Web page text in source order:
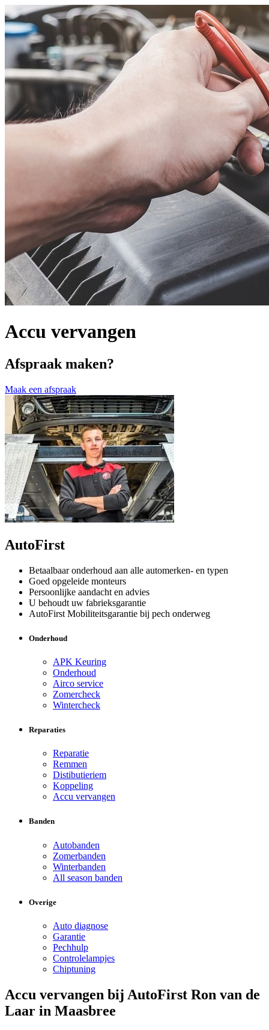
Accu vervangen
Afspraak maken?
Maak een afspraak
AutoFirst
Betaalbaar onderhoud aan alle automerken- en typen
Goed opgeleide monteurs
Persoonlijke aandacht en advies
U behoudt uw fabrieksgarantie
AutoFirst Mobiliteitsgarantie bij pech onderweg
Onderhoud
APK Keuring
Onderhoud
Airco service
Zomercheck
Wintercheck
Reparaties
Reparatie
Remmen
Distibutieriem
Koppeling
Accu vervangen
Banden
Autobanden
Zomerbanden
Winterbanden
All season banden
Overige
Auto diagnose
Garantie
Pechhulp
Controlelampjes
Chiptuning
Accu vervangen bij AutoFirst Ron van de
Laar in Maasbree